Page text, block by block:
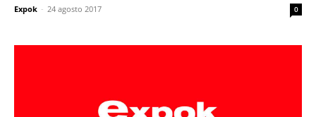
Expok - 24 agosto 2017 0